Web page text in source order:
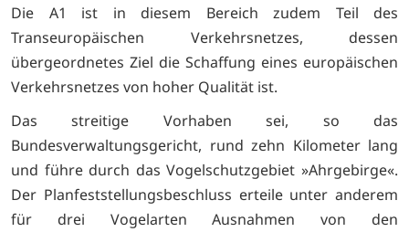
Die A1 ist in diesem Bereich zudem Teil des
Transeuropäischen Verkehrsnetzes, dessen
übergeordnetes Ziel die Schaffung eines europäischen
Verkehrsnetzes von hoher Qualität ist.
Das streitige Vorhaben sei, so das
Bundesverwaltungsgericht, rund zehn Kilometer lang
und führe durch das Vogelschutzgebiet »Ahrgebirge«.
Der Planfeststellungsbeschluss erteile unter anderem
für drei Vogelarten Ausnahmen von den